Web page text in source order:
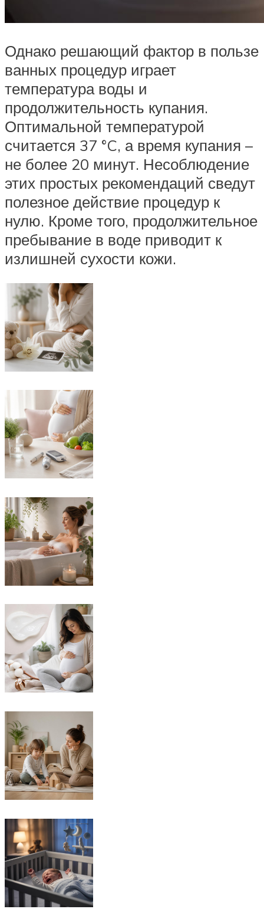
Однако решающий фактор в пользе
ванных процедур играет
температура воды и
продолжительность купания.
Оптимальной температурой
считается 37 °C, а время купания –
не более 20 минут. Несоблюдение
этих простых рекомендаций сведут
полезное действие процедур к
нулю. Кроме того, продолжительное
пребывание в воде приводит к
излишней сухости кожи.